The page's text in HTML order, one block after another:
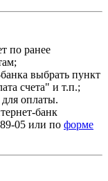
по ранее
выбрать пункт
счета" и т.п.;
оплаты.
банк
05 или по форме